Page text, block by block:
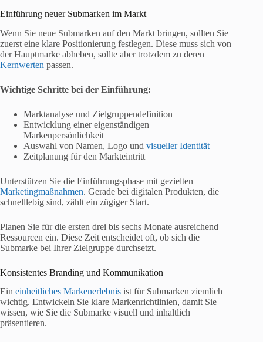
Einführung neuer Submarken im Markt
Wenn Sie neue Submarken auf den Markt bringen, sollten Sie
zuerst eine klare Positionierung festlegen. Diese muss sich von
der Hauptmarke abheben, sollte aber trotzdem zu deren
Kernwerten passen.
Wichtige Schritte bei der Einführung:
Marktanalyse und Zielgruppendefinition
Entwicklung einer eigenständigen
Markenpersönlichkeit
Auswahl von Namen, Logo und visueller Identität
Zeitplanung für den Markteintritt
Unterstützen Sie die Einführungsphase mit gezielten
Marketingmaßnahmen. Gerade bei digitalen Produkten, die
schnelllebig sind, zählt ein zügiger Start.
Planen Sie für die ersten drei bis sechs Monate ausreichend
Ressourcen ein. Diese Zeit entscheidet oft, ob sich die
Submarke bei Ihrer Zielgruppe durchsetzt.
Konsistentes Branding und Kommunikation
Ein einheitliches Markenerlebnis ist für Submarken ziemlich
wichtig. Entwickeln Sie klare Markenrichtlinien, damit Sie
wissen, wie Sie die Submarke visuell und inhaltlich
präsentieren.